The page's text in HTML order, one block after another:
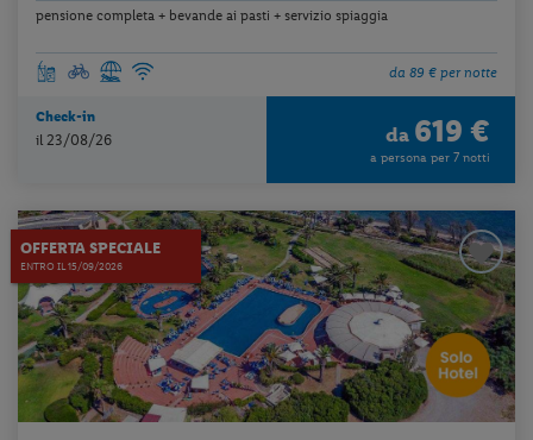
pensione completa + bevande ai pasti + servizio spiaggia
da 89 € per notte
Check-in
il 23/08/26 da 619 €
a persona per 7 notti
OFFERTA SPECIALE
ENTRO IL 15/09/2026